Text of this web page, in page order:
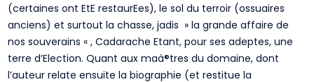
(certaines ont EtE restaurEes), le sol du terroir (ossuaires
anciens) et surtout la chasse, jadis » la grande affaire de
nos souverains « , Cadarache Etant, pour ses adeptes, une
terre d’Election. Quant aux maà®tres du domaine, dont
l’auteur relate ensuite la biographie (et restitue la